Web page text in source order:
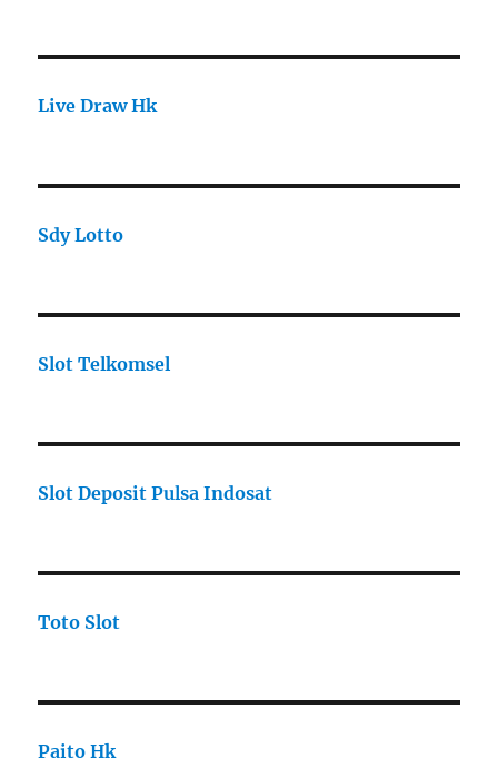
Live Draw Hk
Sdy Lotto
Slot Telkomsel
Slot Deposit Pulsa Indosat
Toto Slot
Paito Hk